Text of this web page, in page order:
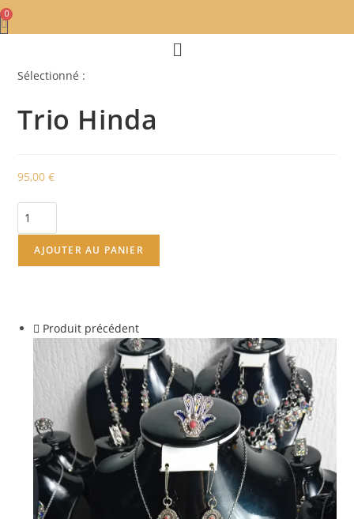
Menu
Sélectionné :
Trio Hinda
95,00€
quantité
de
Trio
Hinda
AJOUTER AU PANIER
Produit précédent